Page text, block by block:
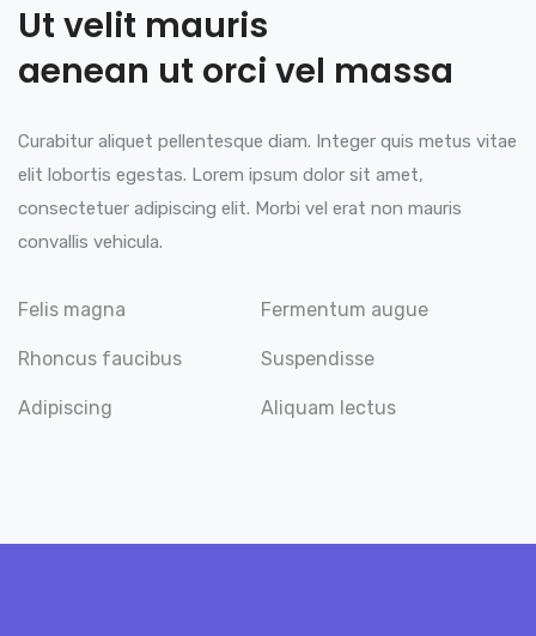
Ut velit mauris
aenean ut orci vel massa
Curabitur aliquet pellentesque diam. Integer quis metus vitae
elit lobortis egestas. Lorem ipsum dolor sit amet,
consectetuer adipiscing elit. Morbi vel erat non mauris
convallis vehicula.
Felis magna Fermentum augue
Rhoncus faucibus Suspendisse
Adipiscing Aliquam lectus